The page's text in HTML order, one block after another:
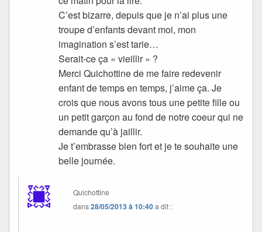
C’est bizarre, depuis que je n’ai plus une
troupe d’enfants devant moi, mon
imagination s’est tarie…
Serait-ce ça « vieillir » ?
Merci Quichottine de me faire redevenir
enfant de temps en temps, j’aime ça. Je
crois que nous avons tous une petite fille ou
un petit garçon au fond de notre coeur qui ne
demande qu’à jaillir.
Je t’embrasse bien fort et je te souhaite une
belle journée.
Quichottine
dans28/05/2013 à 10:40a dit :